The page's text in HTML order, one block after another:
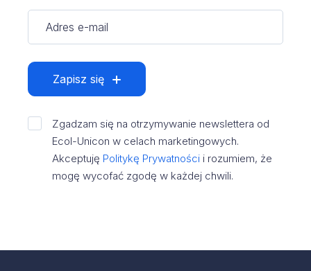
Zapisz się
Zgadzam się na otrzymywanie newslettera od
Ecol-Unicon w celach marketingowych.
Akceptuję Politykę Prywatności i rozumiem, że
mogę wycofać zgodę w każdej chwili.